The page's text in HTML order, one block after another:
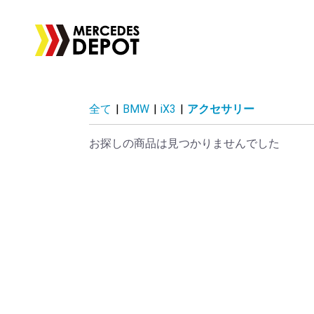
全て | BMW | iX3 | アクセサリー
お探しの商品は見つかりませんでした